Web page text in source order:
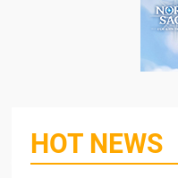
HOT NEWS